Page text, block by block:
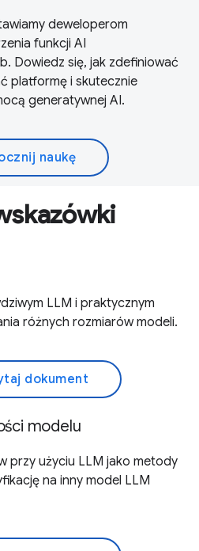
deweloperom
funkcji AI
Dowiedz się, jak zdefiniować
platformę i skutecznie
generatywnej AI.
naukę
LLM i praktycznym
różnych rozmiarów modeli.
dokument
modelu
przy użyciu LLM jako metody
na inny model LLM